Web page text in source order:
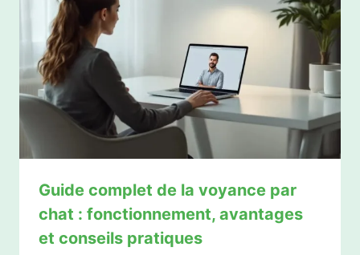
Guide complet de la voyance par
chat : fonctionnement, avantages
et conseils pratiques